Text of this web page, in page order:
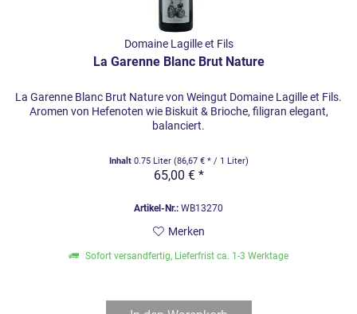
Domaine Lagille et Fils
La Garenne Blanc Brut Nature
La Garenne Blanc Brut Nature von Weingut Domaine Lagille et Fils.
Aromen von Hefenoten wie Biskuit & Brioche, filigran elegant,
balanciert.
Inhalt 0.75 Liter (86,67 € * / 1 Liter)
65,00 € *
Artikel-Nr.: WB13270
Merken
Sofort versandfertig, Lieferfrist ca. 1-3 Werktage